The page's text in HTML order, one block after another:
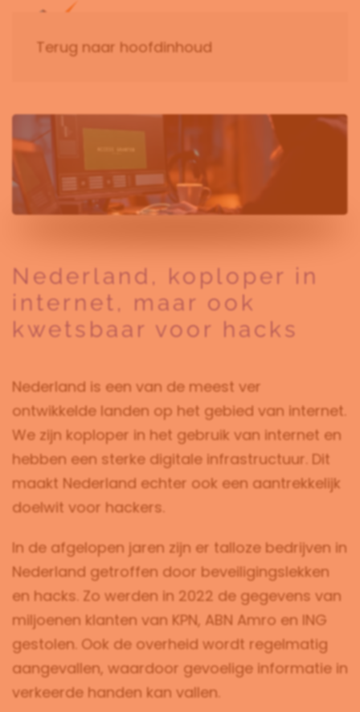
Terug naar hoofdinhoud
Nederland, koploper in
internet, maar ook
kwetsbaar voor hacks
Nederland is een van de meest ver
ontwikkelde landen op het gebied van internet.
We zijn koploper in het gebruik van internet en
hebben een sterke digitale infrastructuur. Dit
maakt Nederland echter ook een aantrekkelijk
doelwit voor hackers.
In de afgelopen jaren zijn er talloze bedrijven in
Nederland getroffen door beveiligingslekken
en hacks. Zo werden in 2022 de gegevens van
miljoenen klanten van KPN, ABN Amro en ING
gestolen. Ook de overheid wordt regelmatig
aangevallen, waardoor gevoelige informatie in
verkeerde handen kan vallen.